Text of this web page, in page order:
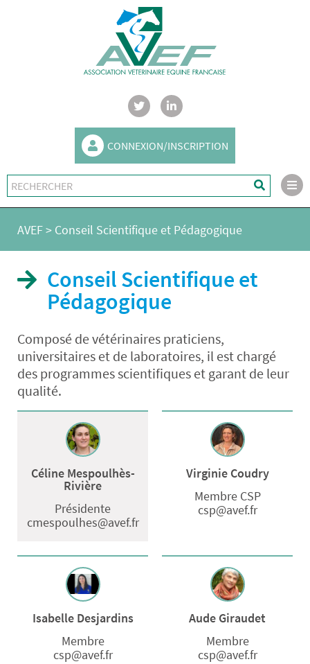
CONNEXION/INSCRIPTION
AVEF> Conseil Scientifique et Pédagogique
Conseil Scientifique et
Pédagogique
Composé de vétérinaires praticiens,
universitaires et de laboratoires, il est chargé
des programmes scientifiques et garant de leur
qualité.
Céline Mespoulhès-
Rivière
Présidente
cmespoulhes@avef.fr
Virginie Coudry
Membre CSP
csp@avef.fr
Isabelle Desjardins
Membre
csp@avef.fr
Aude Giraudet
Membre
csp@avef.fr